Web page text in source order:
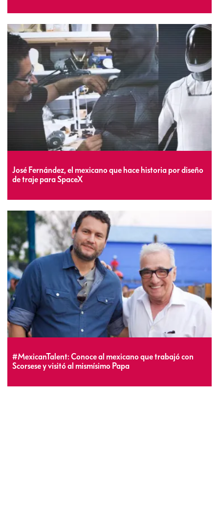
José Fernández, el mexicano que hace historia por diseño
de traje para SpaceX
#MexicanTalent: Conoce al mexicano que trabajó con
Scorsese y visitó al mismísimo Papa